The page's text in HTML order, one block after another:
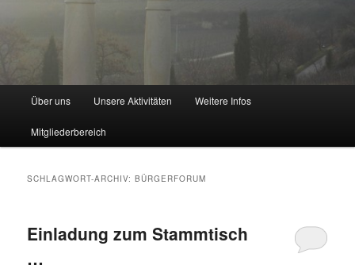
HauptmenüÜber uns Unsere Aktivitäten Weitere Infos
Mitgliederbereich
SCHLAGWORT-ARCHIV:BÜRGERFORUM
Einladung zum Stammtisch
…